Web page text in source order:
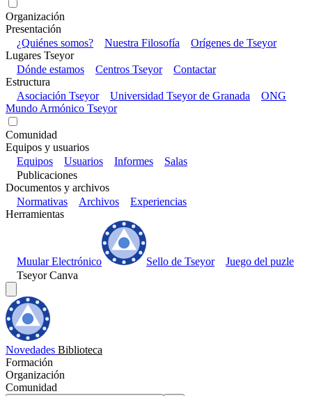
Organización
Presentación
¿Quiénes somos?
Nuestra Filosofía
Orígenes de Tseyor
Lugares Tseyor
Dónde estamos
Centros Tseyor
Contactar
Estructura
Asociación Tseyor
Universidad Tseyor de Granada
ONG
Mundo Armónico Tseyor
Comunidad
Equipos y usuarios
Equipos
Usuarios Informes
Salas
Publicaciones
Documentos y archivos
Normativas
Archivos
Experiencias
Herramientas
Muular Electrónico Sello de Tseyor
Juego del puzle
Tseyor Canva
Novedades Biblioteca
Formación
Organización
Comunidad